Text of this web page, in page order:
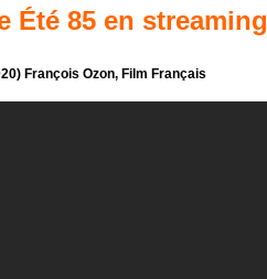
Été 85 en streaming
François Ozon, Film Français